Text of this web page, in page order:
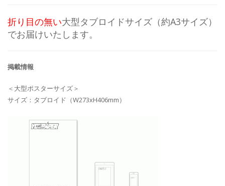
折り目の無い大型タブロイドサイズ（約A3サイズ）
でお届けいたします。
掲載情報
＜大型ポスターサイズ＞
サイズ：タブロイド（W273xH406mm）